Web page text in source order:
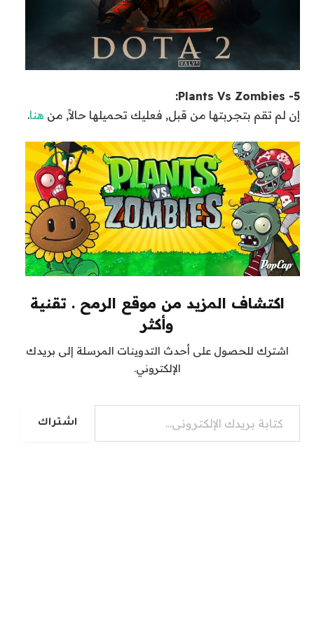
5- Plants Vs Zombies:
إن لم تقم بتجربتها من قبل, فعليك تحميلها حالاً, من هنا.
اكتشاف المزيد من موقع الرمح . تقنية
وأكثر
اشترك للحصول على أحدث التدوينات المرسلة إلى بريدك
الإلكتروني.
كتابة بريدك الإلكتروني...
اشتراك